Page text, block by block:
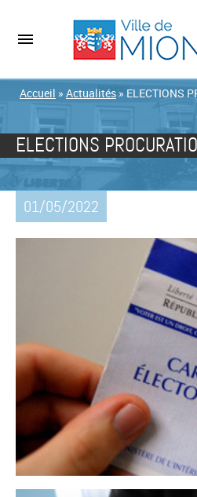
Accueil » Actualités » ELECTIONS
ELECTIONS
01/05/2022